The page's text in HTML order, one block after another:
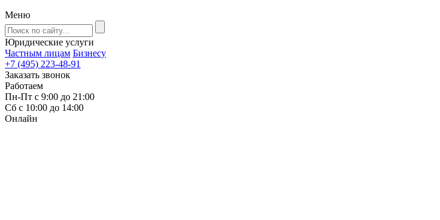
Меню
Юридические услуги
Частным лицам Бизнесу
+7 (495) 223-48-91
Заказать звонок
Работаем
Пн-Пт с 9:00 до 21:00
Сб с 10:00 до 14:00
Онлайн